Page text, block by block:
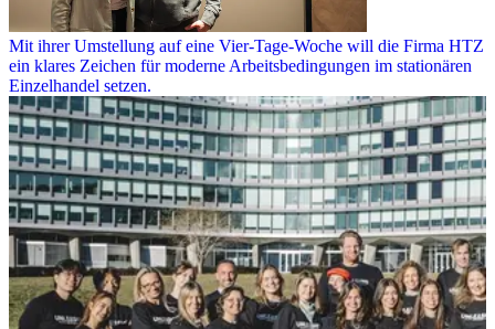
Mit ihrer Umstellung auf eine Vier-Tage-Woche will die Firma HTZ
ein klares Zeichen für moderne Arbeitsbedingungen im stationären
Einzelhandel setzen.